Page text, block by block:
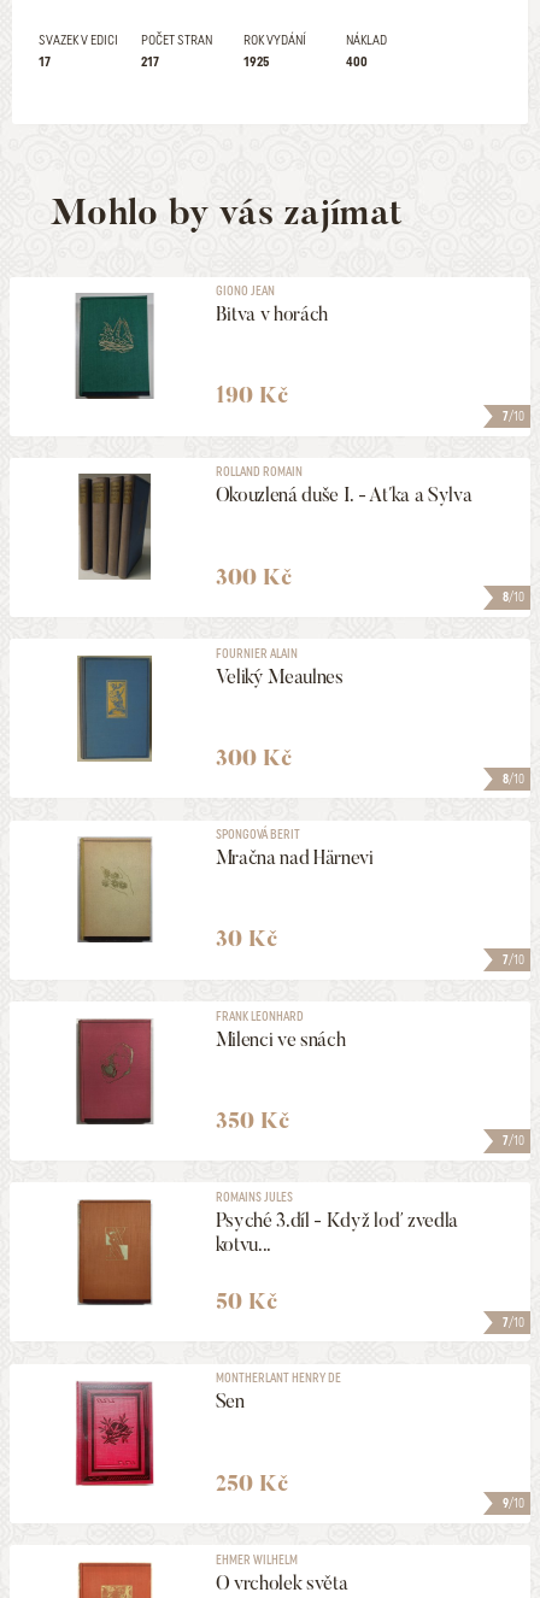
SVAZEK V EDICI
17
POČET STRAN
217
ROK VYDÁNÍ
1925
NÁKLAD
400
Mohlo by vás zajímat
7/10
GIONO JEAN
Bitva v horách
190 Kč
8/10
ROLLAND ROMAIN
Okouzlená duše I. - Aťka a Sylva
300 Kč
8/10
FOURNIER ALAIN
Veliký Meaulnes
300 Kč
7/10
SPONGOVÁ BERIT
Mračna nad Härnevi
30 Kč
7/10
FRANK LEONHARD
Milenci ve snách
350 Kč
7/10
ROMAINS JULES
Psyché 3.díl - Když loď zvedla
kotvu...
50 Kč
9/10
MONTHERLANT HENRY DE
Sen
250 Kč
EHMER WILHELM
O vrcholek světa